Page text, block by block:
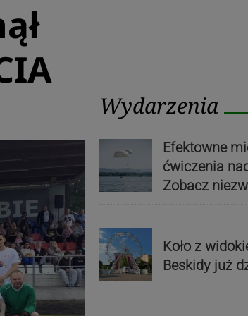
Wydarzenia
Efektowne
ćwiczenia
Zobacz
Koło z
Beskidy już